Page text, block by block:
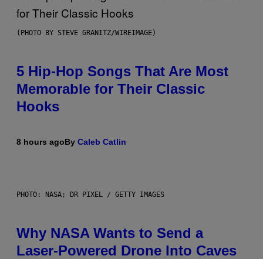
(PHOTO BY STEVE GRANITZ/WIREIMAGE)
5 Hip-Hop Songs That Are Most
Memorable for Their Classic
Hooks
8 hours agoBy Caleb Catlin
PHOTO: NASA; DR PIXEL / GETTY IMAGES
Why NASA Wants to Send a
Laser-Powered Drone Into Caves